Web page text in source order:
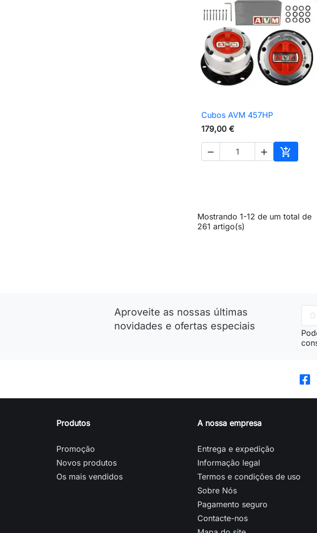
 Vista rápida
Cubos AVM 457HP
179,00 €
  
Mostrando 1-12 de um total de
261 artigo(s)
Aproveite as nossas últimas
novidades e ofertas especiais
Produtos
Promoção
Novos produtos
Os mais vendidos
A nossa empresa
Entrega e expedição
Informação legal
Termos e condições de uso
Sobre Nós
Pagamento seguro
Contacte-nos